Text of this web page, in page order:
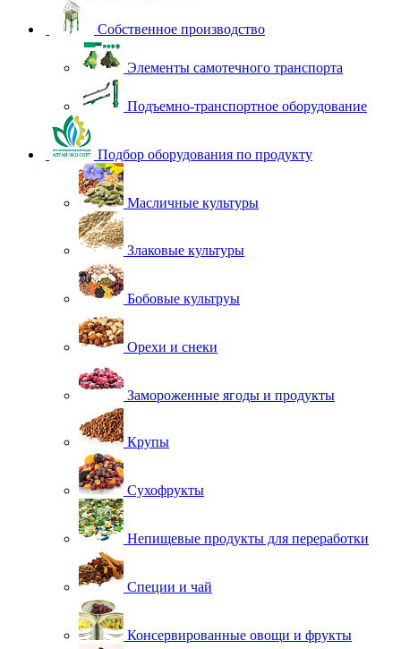
Собственное производство
Элементы самотечного транспорта
Подъемно-транспортное оборудование
Подбор оборудования по продукту
Масличные культуры
Злаковые культуры
Бобовые культруы
Орехи и снеки
Замороженные ягоды и продукты
Крупы
Сухофрукты
Непищевые продукты для переработки
Специи и чай
Консервированные овощи и фрукты